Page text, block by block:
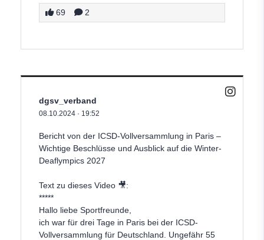
69 2
dgsv_verband
08.10.2024 · 19:52
Bericht von der ICSD-Vollversammlung in Paris –
Wichtige Beschlüsse und Ausblick auf die Winter-
Deaflympics 2027
Text zu dieses Video 🎥:
*****
Hallo liebe Sportfreunde,
ich war für drei Tage in Paris bei der ICSD-
Vollversammlung für Deutschland. Ungefähr 55